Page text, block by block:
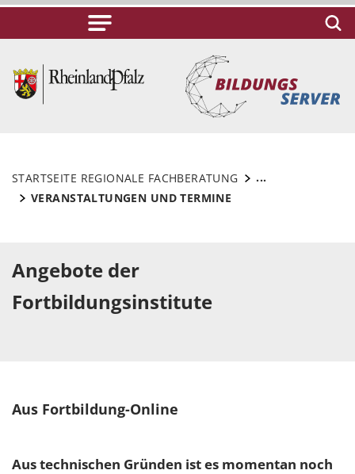
STARTSEITE REGIONALE FACHBERATUNG
...
VERANSTALTUNGEN UND TERMINE
Angebote der
Fortbildungsinstitute
Aus Fortbildung-Online
Aus technischen Gründen ist es momentan noch